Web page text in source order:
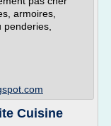
armoires,
Cuisine